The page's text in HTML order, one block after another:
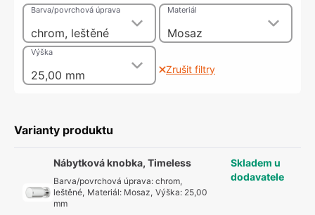
chrom, leštěné
Barva/povrchová úprava
Mosaz
Materiál
25,00 mm
Výška
Zrušit filtry
Varianty produktu
Nábytková knobka, Timeless
Barva/povrchová úprava:chrom,
leštěné, Materiál: Mosaz, Výška: 25,00
mm
Skladem u
dodavatele